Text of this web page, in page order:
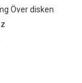
Över disken